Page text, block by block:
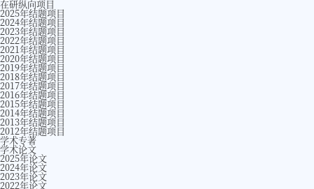
在研纵向项目
2025年结题项目
2024年结题项目
2023年结题项目
2022年结题项目
2021年结题项目
2020年结题项目
2019年结题项目
2018年结题项目
2017年结题项目
2016年结题项目
2015年结题项目
2014年结题项目
2013年结题项目
2012年结题项目
学术专著
学术论文
2025年论文
2024年论文
2023年论文
2022年论文